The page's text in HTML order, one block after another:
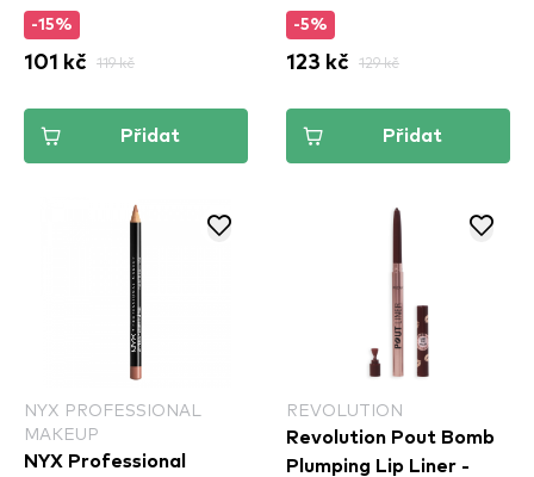
-15%
101 kč 119 kč
Přidat
-5%
123 kč 129 kč
Přidat
NYX PROFESSIONAL
MAKEUP
NYX Professional
REVOLUTION
Revolution Pout Bomb
Plumping Lip Liner -